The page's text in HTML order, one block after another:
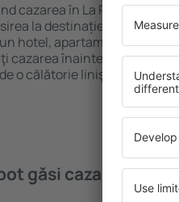
cazarea în La Plagne mai
la destinație vă puteţi
hotel, apartament sau altă
cazarea înainte de călătoria
o călătorie liniştită.
găsi cazare în La